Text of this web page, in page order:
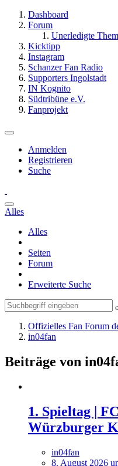
Dashboard
Forum
Unerledigte
Kicktipp
Instagram
Schanzer Fan Radio
Supporters Ingolstadt
IN Kognito
Südtribüne e.V.
Fanprojekt
Anmelden
Registrieren
Suche
Alles
Alles
Seiten
Forum
Erweiterte Suche
Offizielles Fan Forum
in04fan
Beiträge von
1. Spieltag |
Würzburger
in04fan
8. August 2026